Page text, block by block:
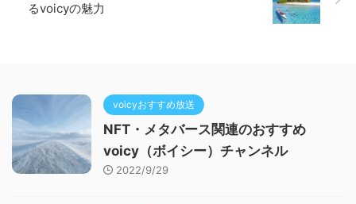
るvoicyの魅力
voicyおすすめ放送
NFT・メタバース関連のおすすめ
voicy（ボイシー）チャンネル
2022/9/29